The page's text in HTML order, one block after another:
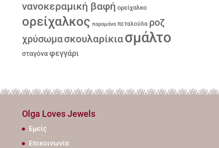
νανοκεραμική βαφή ορείχαλκο
ορείχαλκος παραμάνα πεταλούδα ροζ
χρύσωμασκουλαρίκιασμάλτο
σταγόνα φεγγάρι
Olga Loves Jewels
Εμείς
Επικοινωνία